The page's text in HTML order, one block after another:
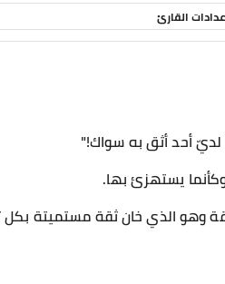
القارئ
أحد أثق به سواك!"
يستهزئ بها.
وهو الذي خان ثقة مستميتة بكل